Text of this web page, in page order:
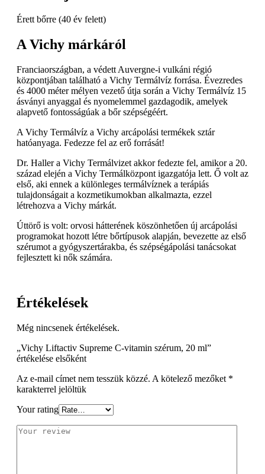
Érett bőrre (40 év felett)
A Vichy márkáról
Franciaországban, a védett Auvergne-i vulkáni régió
központjában található a Vichy Termálvíz forrása. Évezredes
és 4000 méter mélyen vezető útja során a Vichy Termálvíz 15
ásványi anyaggal és nyomelemmel gazdagodik, amelyek
alapvető fontosságúak a bőr szépségéért.
A Vichy Termálvíz a Vichy arcápolási termékek sztár
hatóanyaga. Fedezze fel az erő forrását!
Dr. Haller a Vichy Termálvizet akkor fedezte fel, amikor a 20.
század elején a Vichy Termálközpont igazgatója lett. Ő volt az
első, aki ennek a különleges termálvíznek a terápiás
tulajdonságait a kozmetikumokban alkalmazta, ezzel
létrehozva a Vichy márkát.
Úttörő is volt: orvosi hátterének köszönhetően új arcápolási
programokat hozott létre bőrtípusok alapján, bevezette az első
szérumot a gyógyszertárakba, és szépségápolási tanácsokat
fejlesztett ki nők számára.
Értékelések
Még nincsenek értékelések.
„Vichy Liftactiv Supreme C-vitamin szérum, 20 ml”
értékelése elsőként
Az e-mail címet nem tesszük közzé. A kötelező mezőket *
karakterrel jelöltük
Your rating